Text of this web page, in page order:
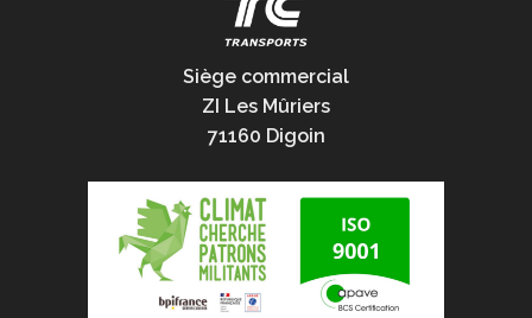
Siège commercial
ZI Les Mûriers
71160 Digoin